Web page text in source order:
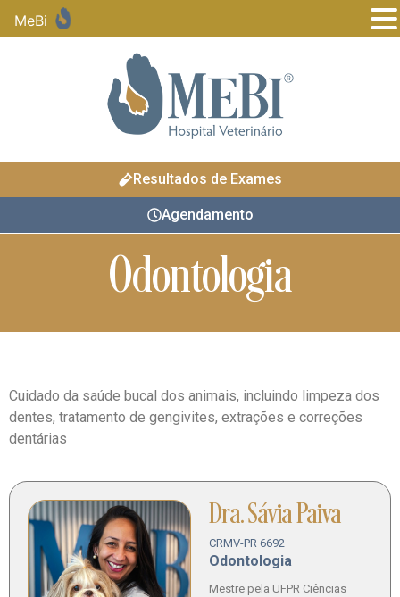
Resultados de Exames
Agendamento
Odontologia
Cuidado da saúde bucal dos animais, incluindo limpeza dos
dentes, tratamento de gengivites, extrações e correções
dentárias
Dra. Sávia Paiva
CRMV-PR 6692
Odontologia
Mestre pela UFPR Ciências
MeBi